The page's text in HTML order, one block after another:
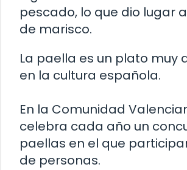
pescado, lo que dio lugar
de marisco.
La paella es un plato muy
en la cultura española.
En la Comunidad
celebra cada año un
paellas en el que
de personas.